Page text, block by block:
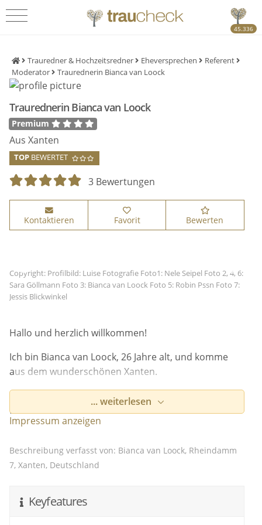
45.336
Trauredner & Hochzeitsredner Eheversprechen
Referent
Moderator
Traurednerin Bianca van Loock
Traurednerin Bianca van Loock
Premium
Aus Xanten
TOP BEWERTET
3 Bewertungen
Kontaktieren Favorit Bewerten
Copyright: Profilbild: Luise Fotografie Foto1: Nele Seipel Foto 2, 4, 6:
Sara Göllmann Foto 3: Bianca van Loock Foto 5: Robin Pssn Foto 7:
Jessis Blickwinkel
Hallo und herzlich willkommen!
Ich bin Bianca van Loock, 26 Jahre alt, und komme
aus dem wunderschönen Xanten.
Die Liebe und die Geschichten, die sie schreibt,
faszinieren mich sehr.
Standesbeamtin klar, dass ich diese ganz
besonderen Momente gerne auch neben meiner
... weiterlesen
Impressum anzeigen
Beschreibung verfasst von: Bianca van Loock, Rheindamm
7, Xanten, Deutschland
Keyfeatures